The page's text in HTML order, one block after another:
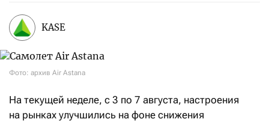
KASE
Фото: архив Air Astana
На текущей неделе, с 3 по 7 августа, настроения
на рынках улучшились на фоне снижения